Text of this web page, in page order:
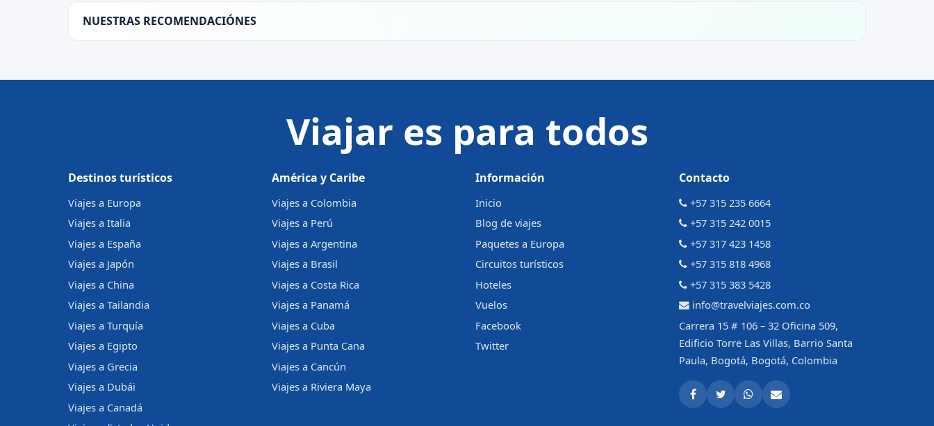
NUESTRAS RECOMENDACIÓNES
Viajar es para todos
Destinos turísticos
Viajes a Europa
Viajes a Italia
Viajes a España
Viajes a Japón
Viajes a China
Viajes a Tailandia
Viajes a Turquía
Viajes a Egipto
Viajes a Grecia
Viajes a Dubái
Viajes a Canadá
América y Caribe
Viajes a Colombia
Viajes a Perú
Viajes a Argentina
Viajes a Brasil
Viajes a Costa Rica
Viajes a Panamá
Viajes a Cuba
Viajes a Punta Cana
Viajes a Cancún
Viajes a Riviera Maya
Información
Inicio
Blog de viajes
Paquetes a Europa
Circuitos turísticos
Hoteles
Vuelos
Facebook
Twitter
Contacto
+57 315 235 6664
+57 315 242 0015
+57 317 423 1458
+57 315 818 4968
+57 315 383 5428
info@travelviajes.com.co
Carrera 15 # 106 – 32 Oficina 509,
Edificio Torre Las Villas, Barrio Santa
Paula, Bogotá, Bogotá, Colombia